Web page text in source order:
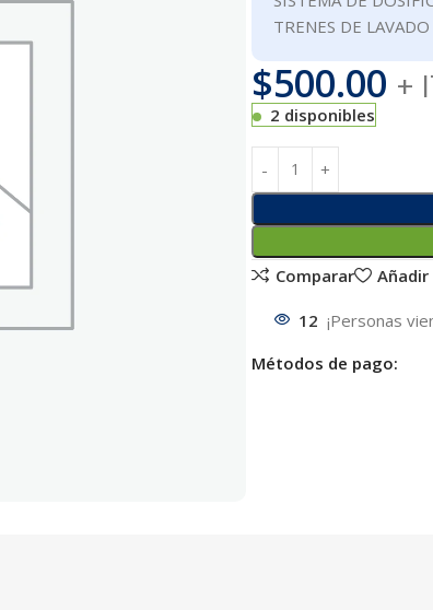
TRENES DE
$500.00 +
2 disponibles
Comparar
12 ¡Personas
Métodos de pago: